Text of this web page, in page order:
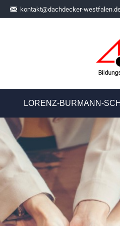
kontakt@dachdecker-
LORENZ-BURMANN-